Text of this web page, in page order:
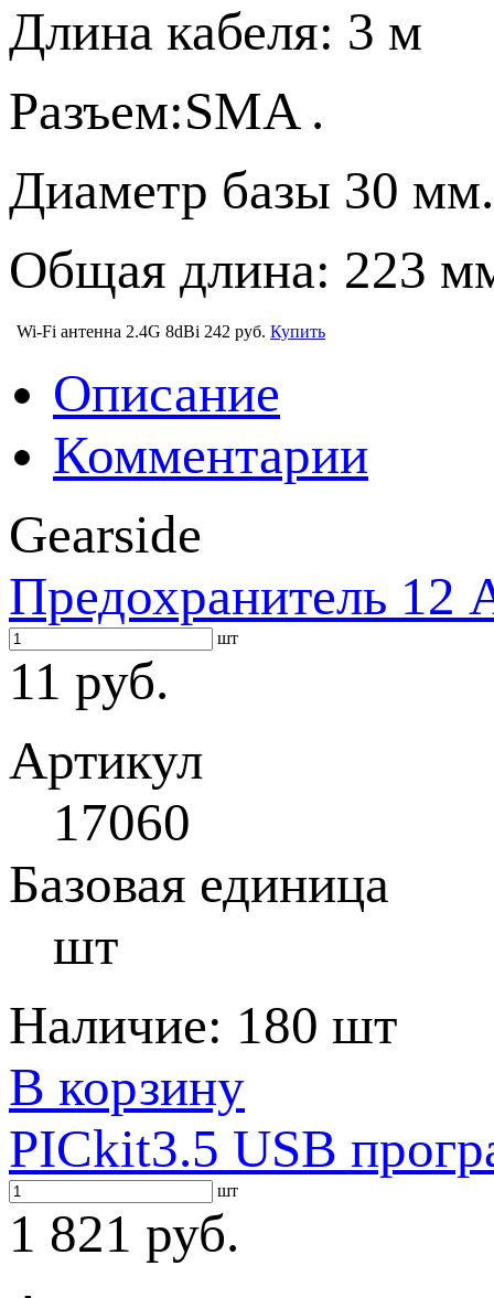
Длина кабеля: 3 м
Разъем:SMA .
Диаметр базы 30 мм.
Общая длина: 223
Wi-Fi антенна 2.4G 8dBi 242 руб. Купить
Описание
Комментарии
Gearside
Предохранитель
шт
11 руб.
Артикул
17060
Базовая единица
шт
Наличие: 180 шт
В корзину
PICkit3.5 USB
шт
1 821 руб.